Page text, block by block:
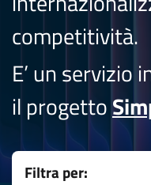
competitività.
E’ un servizio
il progetto
Filtra per: